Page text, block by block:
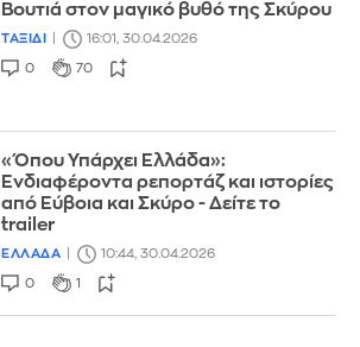
Βουτιά στον μαγικό βυθό της Σκύρου
ΤΑΞΙΔΙ 16:01, 30.04.2026
0 70
«Όπου Υπάρχει Ελλάδα»:
Ενδιαφέροντα ρεπορτάζ και ιστορίες
από Εύβοια και Σκύρο - Δείτε το
trailer
ΕΛΛΑΔΑ 10:44, 30.04.2026
0 1